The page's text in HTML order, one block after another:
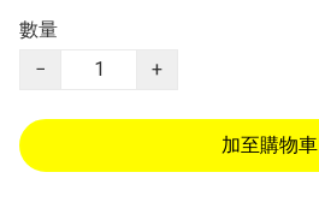
數量
−
+
加至購物車